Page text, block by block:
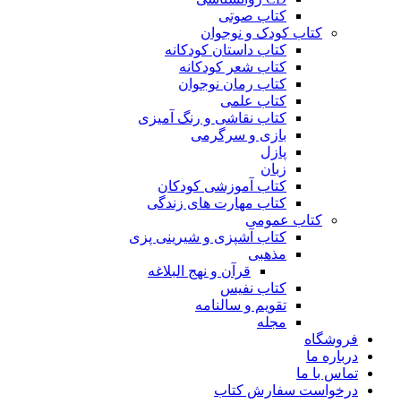
کتاب صوتی
کتاب کودک و نوجوان
کتاب داستان کودکانه
کتاب شعر کودکانه
کتاب رمان نوجوان
کتاب علمی
کتاب نقاشی و رنگ آمیزی
بازی و سرگرمی
پازل
زبان
کتاب آموزشی کودکان
کتاب مهارت های زندگی
کتاب عمومی
کتاب آشپزی و شیرینی پزی
مذهبی
قرآن و نهج البلاغه
کتاب نفیس
تقویم و سالنامه
مجله
فروشگاه
درباره ما
تماس با ما
درخواست سفارش کتاب